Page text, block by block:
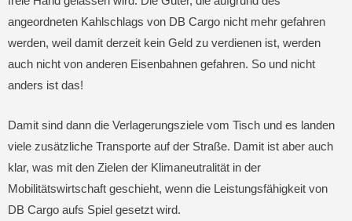
angeordneten Kahlschlags von DB Cargo nicht mehr gefahren
werden, weil damit derzeit kein Geld zu verdienen ist, werden
auch nicht von anderen Eisenbahnen gefahren. So und nicht
anders ist das!
Damit sind dann die Verlagerungsziele vom Tisch und es landen
viele zusätzliche Transporte auf der Straße. Damit ist aber auch
klar, was mit den Zielen der Klimaneutralität in der
Mobilitätswirtschaft geschieht, wenn die Leistungsfähigkeit von
DB Cargo aufs Spiel gesetzt wird.